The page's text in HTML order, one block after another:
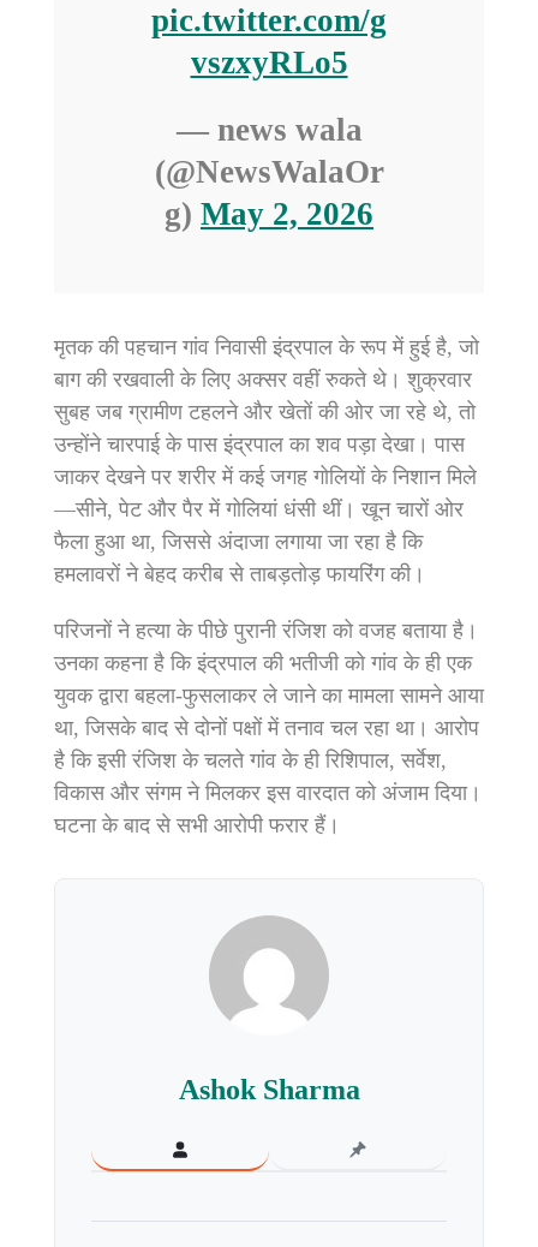
pic.twitter.com/g
vszxyRLo5
— news wala
(@NewsWalaOr
g) May 2, 2026
मृतक की पहचान गांव निवासी इंद्रपाल के रूप में हुई है, जो
बाग की रखवाली के लिए अक्सर वहीं रुकते थे। शुक्रवार
सुबह जब ग्रामीण टहलने और खेतों की ओर जा रहे थे, तो
उन्होंने चारपाई के पास इंद्रपाल का शव पड़ा देखा। पास
जाकर देखने पर शरीर में कई जगह गोलियों के निशान मिले
—सीने, पेट और पैर में गोलियां धंसी थीं। खून चारों ओर
फैला हुआ था, जिससे अंदाजा लगाया जा रहा है कि
हमलावरों ने बेहद करीब से ताबड़तोड़ फायरिंग की।
परिजनों ने हत्या के पीछे पुरानी रंजिश को वजह बताया है।
उनका कहना है कि इंद्रपाल की भतीजी को गांव के ही एक
युवक द्वारा बहला-फुसलाकर ले जाने का मामला सामने आया
था, जिसके बाद से दोनों पक्षों में तनाव चल रहा था। आरोप
है कि इसी रंजिश के चलते गांव के ही रिशिपाल, सर्वेश,
विकास और संगम ने मिलकर इस वारदात को अंजाम दिया।
घटना के बाद से सभी आरोपी फरार हैं।
Ashok Sharma